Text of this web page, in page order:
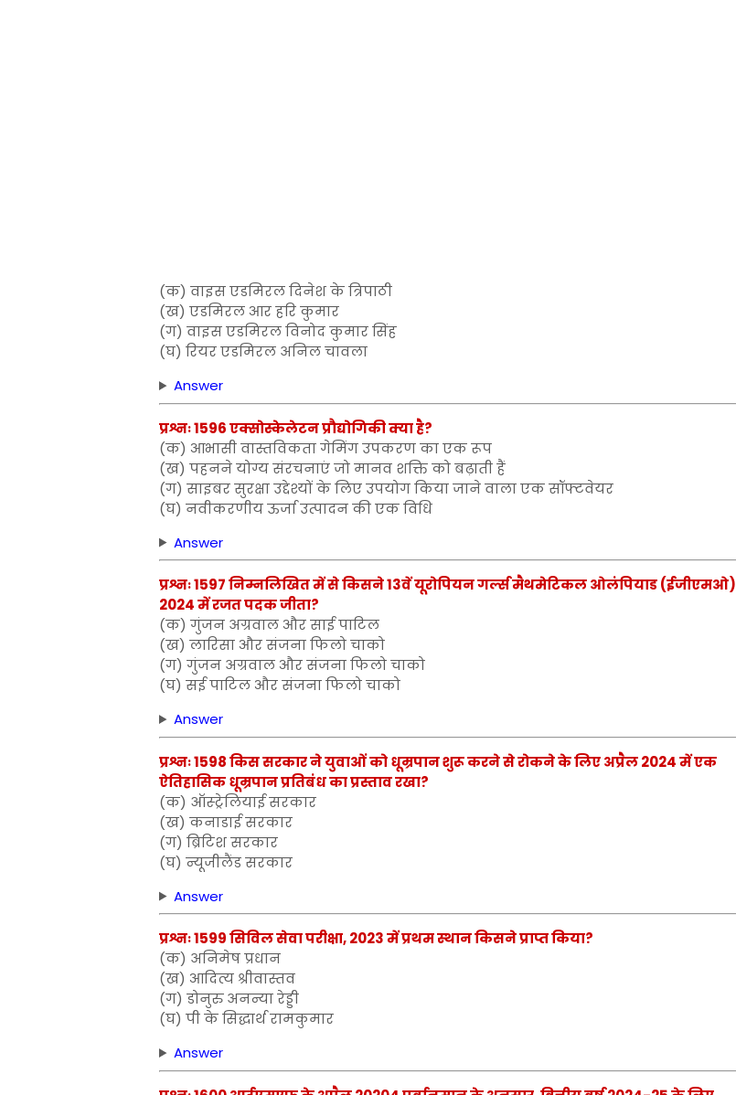
(क) वाइस एडमिरल दिनेश के त्रिपाठी
(ख) एडमिरल आर हरि कुमार
(ग) वाइस एडमिरल विनोद कुमार सिंह
(घ) रियर एडमिरल अनिल चावला
Answer
प्रश्नः 1596 एक्सोस्केलेटन प्रौद्योगिकी क्या है?
(क) आभासी वास्तविकता गेमिंग उपकरण का एक रूप
(ख) पहनने योग्य संरचनाएं जो मानव शक्ति को बढ़ाती हैं
(ग) साइबर सुरक्षा उद्देश्यों के लिए उपयोग किया जाने वाला एक सॉफ्टवेयर
(घ) नवीकरणीय ऊर्जा उत्पादन की एक विधि
Answer
प्रश्नः 1597 निम्नलिखित में से किसने 13वें यूरोपियन गर्ल्स मैथमेटिकल ओलंपियाड (ईजीएमओ)
2024 में रजत पदक जीता?
(क) गुंजन अग्रवाल और साई पाटिल
(ख) लारिसा और संजना फिलो चाको
(ग) गुंजन अग्रवाल और संजना फिलो चाको
(घ) सई पाटिल और संजना फिलो चाको
Answer
प्रश्नः 1598 किस सरकार ने युवाओं को धूम्रपान शुरू करने से रोकने के लिए अप्रैल 2024 में एक
ऐतिहासिक धूम्रपान प्रतिबंध का प्रस्ताव रखा?
(क) ऑस्ट्रेलियाई सरकार
(ख) कनाडाई सरकार
(ग) ब्रिटिश सरकार
(घ) न्यूजीलैंड सरकार
Answer
प्रश्नः 1599 सिविल सेवा परीक्षा, 2023 में प्रथम स्थान किसने प्राप्त किया?
(क) अनिमेष प्रधान
(ख) आदित्य श्रीवास्तव
(ग) डोनुरु अनन्या रेड्डी
(घ) पी के सिद्धार्थ रामकुमार
Answer